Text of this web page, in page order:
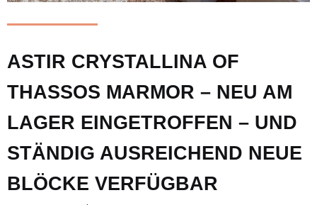
ASTIR CRYSTALLINA OF
THASSOS MARMOR – NEU AM
LAGER EINGETROFFEN – UND
STÄNDIG AUSREICHEND NEUE
BLÖCKE VERFÜGBAR